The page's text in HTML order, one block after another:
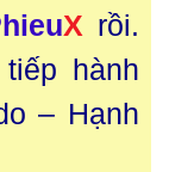
X rồi.
hành
– Hạnh